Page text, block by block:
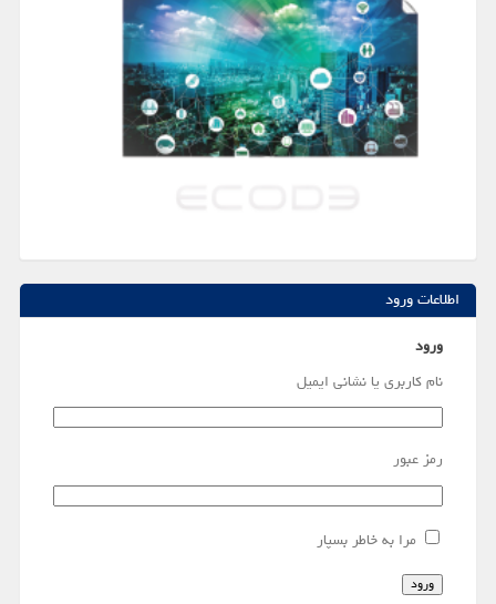
اطلاعات ورود
ورود
نام کاربری یا نشانی ایمیل
رمز عبور
مرا به خاطر بسپار
ورود